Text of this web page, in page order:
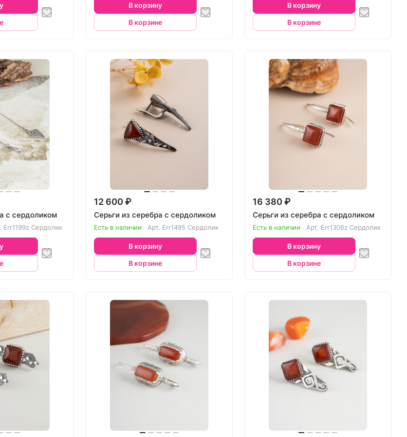
В корзину
В корзине
В корзину
В корзине
с сердоликом
Err1199z Сердолик
12 600 ₽
Серьги из серебра с сердоликом
Есть в наличии Арт. Err1495 Сердолик
В корзину
В корзине
16 380 ₽
Серьги из серебра с сердоликом
Есть в наличии Арт. Err1306z Сердолик
В корзину
В корзине